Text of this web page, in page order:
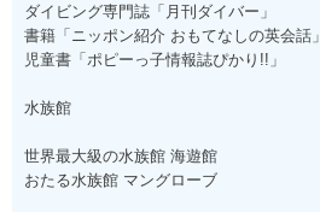
ダイビング専門誌「月刊ダイバー」
書籍「ニッポン紹介 おもてなしの英会話」
児童書「ポピーっ子情報誌ぴかり!!」
水族館
世界最大級の水族館 海遊館
おたる水族館 マングローブ